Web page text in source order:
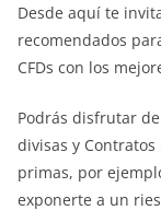
Desde aquí te
recomendados
CFDs con los
Podrás disfrutar
divisas y
primas, por
exponerte a un